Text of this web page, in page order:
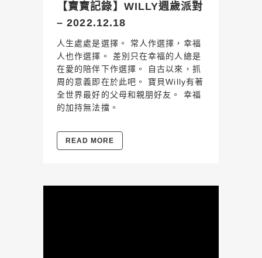
【寶寶記錄】WILLY週歲派對
– 2022.12.18
人生處處是選擇。 常人作選擇，幸福
人也作選擇。 差別只在幸福的人總是
在愛的陪伴下作選擇。 自古以來，抓
周的意義即在於此吧。 寶貝Willy有著
全世界最好的父母和親朋好友。 幸福
的加持無法擋。
READ MORE